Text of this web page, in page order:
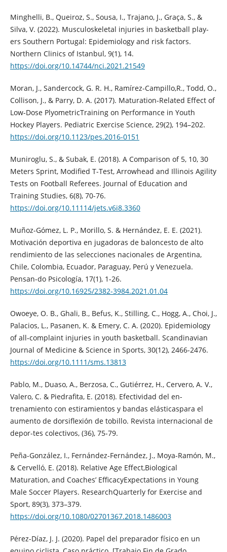
Minghelli, B., Queiroz, S., Sousa, I., Trajano, J., Graça, S., &
Silva, V. (2022). Musculoskeletal injuries in basketball play-
ers Southern Portugal: Epidemiology and risk factors.
Northern Clinics of Istanbul, 9(1), 14.
https://doi.org/10.14744/nci.2021.21549
Moran, J., Sandercock, G. R. H., Ramírez-Campillo,R., Todd, O.,
Collison, J., & Parry, D. A. (2017). Maturation-Related Effect of
Low-Dose PlyometricTraining on Performance in Youth
Hockey Players. Pediatric Exercise Science, 29(2), 194–202.
https://doi.org/10.1123/pes.2016-0151
Muniroglu, S., & Subak, E. (2018). A Comparison of 5, 10, 30
Meters Sprint, Modified T-Test, Arrowhead and Illinois Agility
Tests on Football Referees. Journal of Education and
Training Studies, 6(8), 70-76.
https://doi.org/10.11114/jets.v6i8.3360
Muñoz-Gómez, L. P., Morillo, S. & Hernández, E. E. (2021).
Motivación deportiva en jugadoras de baloncesto de alto
rendimiento de las selecciones nacionales de Argentina,
Chile, Colombia, Ecuador, Paraguay, Perú y Venezuela.
Pensan-do Psicología, 17(1), 1-26.
https://doi.org/10.16925/2382-3984.2021.01.04
Owoeye, O. B., Ghali, B., Befus, K., Stilling, C., Hogg, A., Choi, J.,
Palacios, L., Pasanen, K. & Emery, C. A. (2020). Epidemiology
of all‐complaint injuries in youth basketball. Scandinavian
Journal of Medicine & Science in Sports, 30(12), 2466-2476.
https://doi.org/10.1111/sms.13813
Pablo, M., Duaso, A., Berzosa, C., Gutiérrez, H., Cervero, A. V.,
Valero, C. & Piedrafita, E. (2018). Efectividad del en-
trenamiento con estiramientos y bandas elásticaspara el
aumento de dorsiflexión de tobillo. Revista internacional de
depor-tes colectivos, (36), 75-79.
Peña-González, I., Fernández-Fernández, J., Moya-Ramón, M.,
& Cervelló, E. (2018). Relative Age Effect,Biological
Maturation, and Coaches’ EfficacyExpectations in Young
Male Soccer Players. ResearchQuarterly for Exercise and
Sport, 89(3), 373–379.
https://doi.org/10.1080/02701367.2018.1486003
Pérez-Díaz, J. J. (2020). Papel del preparador físico en un